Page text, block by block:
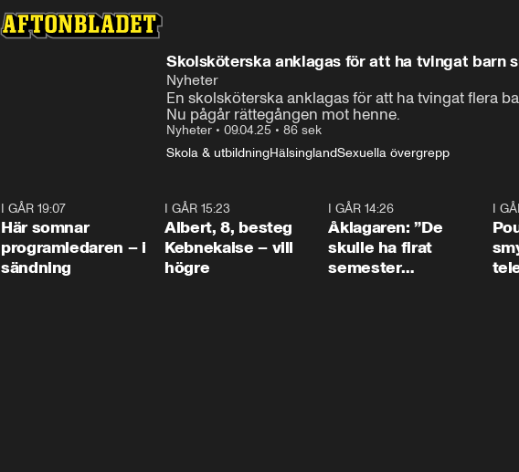
Skolsköterska anklagas för att ha tvingat barn
Nyheter
En skolsköterska anklagas för att ha tvingat flera
Nu pågår rättegången mot henne.
Nyheter • 09.04.25 • 86 sek
Skola & utbildningHälsinglandSexuella övergrepp
I GÅR 19:07
Här somnar
programledaren – i
sändning
I GÅR 15:23
Albert, 8, besteg
Kebnekaise – vill
högre
I GÅR 14:26
Åklagaren: ”De
skulle ha firat
semester
I